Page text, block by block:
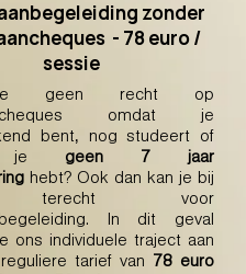
zonder
- 78 euro /
sessie
geen recht op
omdat je
bent, nog studeert of
je geen 7 jaar
hebt? Ook dan kan je bij
terecht voor
In dit geval
ons individuele traject aan
tarief van
78 euro